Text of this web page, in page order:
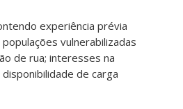
experiência prévia
vulnerabilizadas
de rua; interesses na
de carga